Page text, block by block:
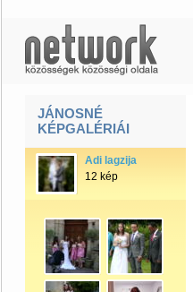
JÁNOSNÉ
KÉPGALÉRIÁI
Adi lagzija
12 kép